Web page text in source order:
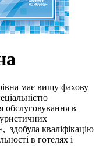
має вищу фахову
обслуговування в
здобула кваліфікацію
в готелях і